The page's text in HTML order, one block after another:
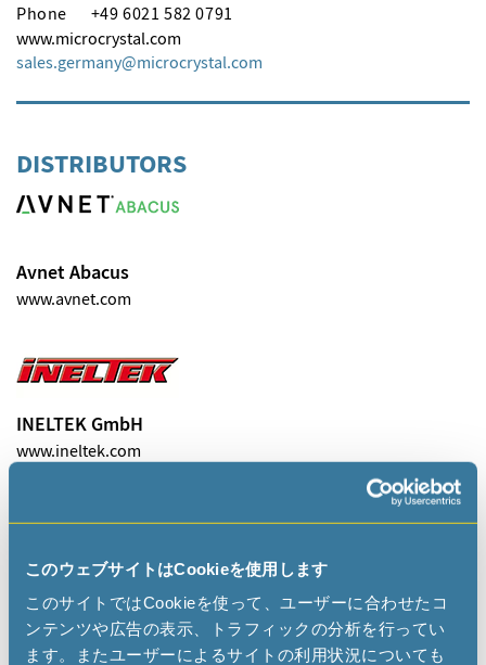
このウェブサイトはCookieを使用します
このサイトではCookieを使って、ユーザーに合わせたコ
ンテンツや広告の表示、トラフィックの分析を行ってい
ます。またユーザーによるサイトの利用状況についても
Phone
+49 6021 582 0791
www.microcrystal.com
sales.germany
microcrystal com
DISTRIBUTORS
Avnet Abacus
www.avnet.com
INELTEK GmbH
www.ineltek.com
Scanti
www.scanti.com
mc
scanti com